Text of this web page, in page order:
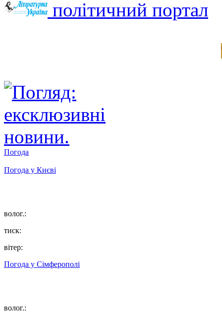
Погода
Погода у Києві
волог.:
тиск:
вітер:
Погода у Сімферополі
волог.: